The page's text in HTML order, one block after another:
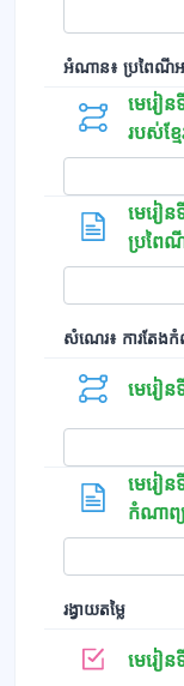
អំណាន៖ ប្រពៃណីអ
មេរៀ
របស់ខ្មែ
មេរៀ
ប្រពៃ
សំណេរ៖ ការតែង
មេរៀ
មេរៀន
កំណាព្
រង្វាយតម្លៃ
មេរៀន